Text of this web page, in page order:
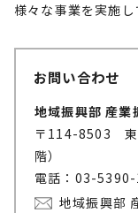
様々な事業を実施し
お問い合わせ
地域振興部 産業
〒114-8503 東
階）
電話：03-
地域振興部